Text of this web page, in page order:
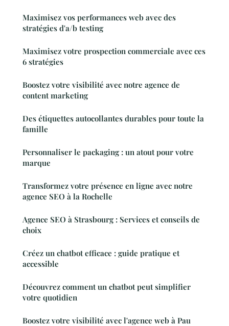
Maximisez vos performances web avec des
stratégies d'a/b testing
Maximisez votre prospection commerciale avec ces
6 stratégies
Boostez votre visibilité avec notre agence de
content marketing
Des étiquettes autocollantes durables pour toute la
famille
Personnaliser le packaging : un atout pour votre
marque
Transformez votre présence en ligne avec notre
agence SEO à la Rochelle
Agence SEO à Strasbourg : Services et conseils de
choix
Créez un chatbot efficace : guide pratique et
accessible
Découvrez comment un chatbot peut simplifier
votre quotidien
Boostez votre visibilité avec l'agence web à Pau